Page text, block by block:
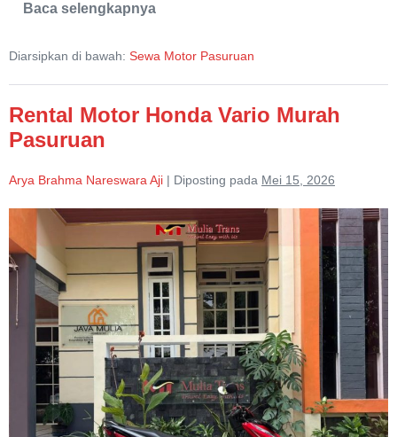
Baca selengkapnya
Sewa
Honda
Murah
Diarsipkan di bawah: Sewa Motor Pasuruan
Rental Motor Honda Vario Murah
Pasuruan
Arya Brahma Nareswara Aji | Diposting pada Mei 15, 2026
Rental
Motor
Honda
Vario
Murah
Pasuruan